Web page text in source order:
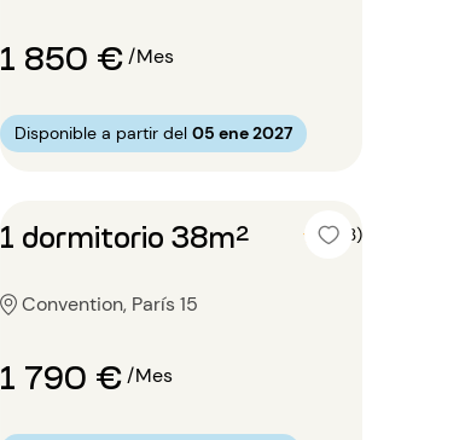
1 850 €/Mes
Disponible a partir del 05 ene 2027
1 dormitorio 38m² 5 (3)
Convention, París 15
1 790 €/Mes